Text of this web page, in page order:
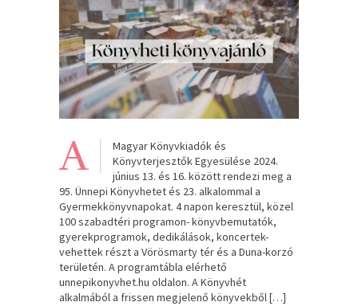
A
Magyar Könyvkiadók és
Könyvterjesztők Egyesülése 2024.
június 13. és 16. között rendezi meg a
95. Ünnepi Könyvhetet és 23. alkalommal a
Gyermekkönyvnapokat. 4 napon keresztül, közel
100 szabadtéri programon- könyvbemutatók,
gyerekprogramok, dedikálások, koncertek-
vehettek részt a Vörösmarty tér és a Duna-korzó
területén. A programtábla elérhető
unnepikonyvhet.hu oldalon. A Könyvhét
alkalmából a frissen megjelenő könyvekből […]